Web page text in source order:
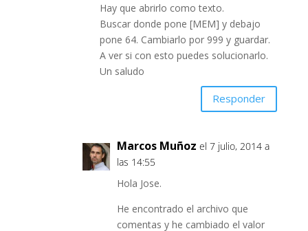
Hay que abrirlo como texto.
Buscar donde pone [MEM] y debajo
pone 64. Cambiarlo por 999 y guardar.
A ver si con esto puedes solucionarlo.
Un saludo
Responder
Marcos Muñoz el 7 julio, 2014 a
las 14:55
Hola Jose.
He encontrado el archivo que
comentas y he cambiado el valor